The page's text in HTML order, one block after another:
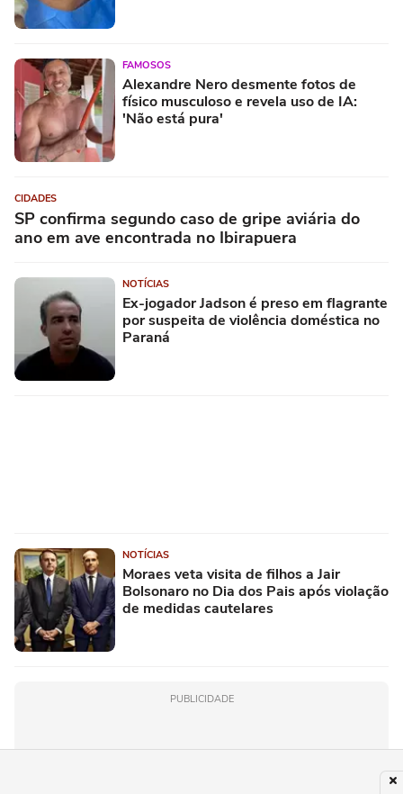
FAMOSOS
Alexandre Nero desmente fotos de
físico musculoso e revela uso de IA:
'Não está pura'
CIDADES
SP confirma segundo caso de gripe aviária do
ano em ave encontrada no Ibirapuera
NOTÍCIAS
Ex-jogador Jadson é preso em flagrante
por suspeita de violência doméstica no
Paraná
NOTÍCIAS
Moraes veta visita de filhos a Jair
Bolsonaro no Dia dos Pais após violação
de medidas cautelares
PUBLICIDADE